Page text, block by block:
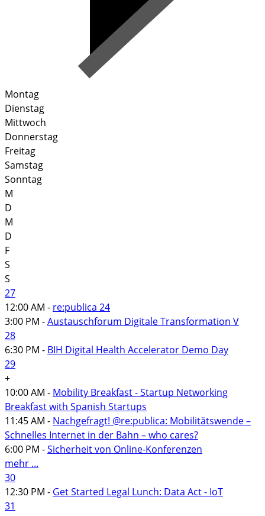
Montag
Dienstag
Mittwoch
Donnerstag
Freitag
Samstag
Sonntag
M
D
M
D
F
S
S
27
12:00 AM - re:publica 24
3:00 PM -Austauschforum Digitale Transformation V
28
6:30 PM - BIH Digital Health Accelerator Demo Day
29
+
10:00 AM - Mobility Breakfast - Startup Networking
Breakfast with Spanish Startups
11:45 AM - Nachgefragt! @re:publica: Mobilitätswende –
Schnelles Internet in der Bahn – who cares?
6:00 PM -Sicherheit von Online-Konferenzen
mehr ...
30
12:30 PM - Get Started Legal Lunch: Data Act - IoT
31